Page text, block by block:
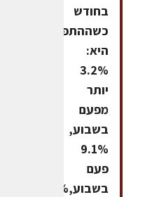
בחודש
כשההתפלגות
היא:
3.2%
יותר
מפעם
בשבוע,
9.1%
פעם
בשבוע,8.2%